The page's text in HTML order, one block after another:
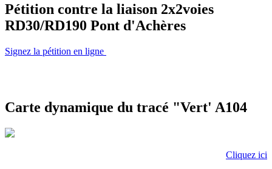
Pétition contre la liaison 2x2voies
RD30/RD190 Pont d'Achères
Signez la pétition en ligne
Carte dynamique du tracé "Vert' A104
Cliquez ici